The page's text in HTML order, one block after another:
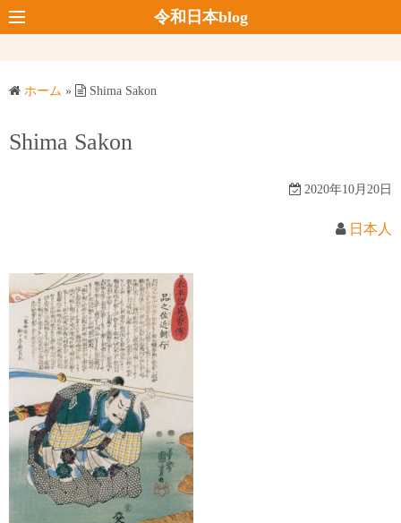
コ
ン
ス
令和日本blog
ホーム » Shima Sakon
Shima Sakon
2020年10月20日
日本人